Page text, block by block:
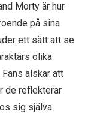
Morty är hur
på sina
ett sätt att se
olika
älskar att
de reflekterar
sig själva.